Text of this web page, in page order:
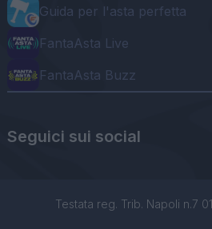
Guida per l'asta perfetta
FantaAsta Live
FantaAsta Buzz
Seguici sui social
Testata reg. Trib. Napoli n.7